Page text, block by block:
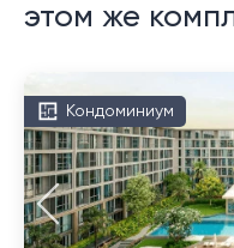
этом же
Кондоминиум